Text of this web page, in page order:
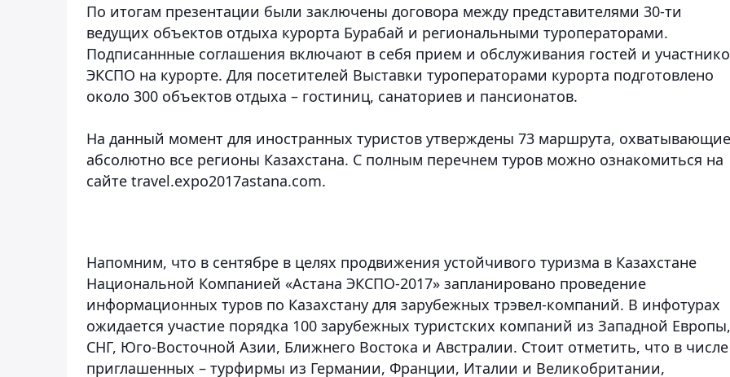
По итогам презентации были заключены договора между представителями 30-ти
ведущих объектов отдыха курорта Бурабай и региональными туроператорами.
Подписаннные соглашения включают в себя прием и обслуживания гостей и
ЭКСПО на курорте. Для посетителей Выставки туроператорами курорта подготовлено
около 300 объектов отдыха – гостиниц, санаториев и пансионатов.
На данный момент для иностранных туристов утверждены 73 маршрута, охватывающие
абсолютно все регионы Казахстана. С полным перечнем туров можно ознакомиться на
сайте travel.expo2017astana.com.
Напомним, что в сентябре в целях продвижения устойчивого туризма в Казахстане
Национальной Компанией «Астана ЭКСПО-2017» запланировано проведение
информационных туров по Казахстану для зарубежных трэвел-компаний. В инфотурах
ожидается участие порядка 100 зарубежных туристских компаний из Западной Европы,
СНГ, Юго-Восточной Азии, Ближнего Востока и Австралии. Стоит отметить, что в числе
приглашенных – турфирмы из Германии, Франции, Италии и Великобритании,